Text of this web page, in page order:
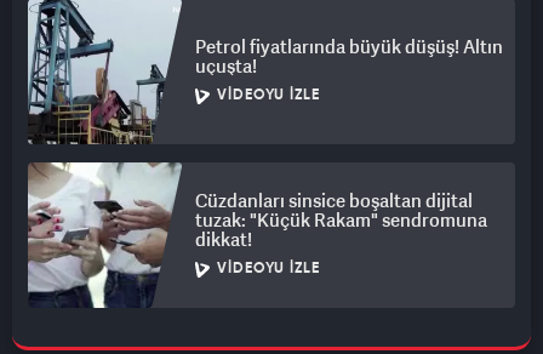
Petrol fiyatlarında büyük düşüş! Altın
uçuşta!
VIDEOYU İZLE
Cüzdanları sinsice boşaltan dijital
tuzak: "Küçük Rakam" sendromuna
dikkat!
VIDEOYU İZLE